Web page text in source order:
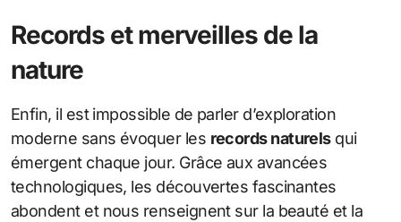
Records et merveilles de la
nature
Enfin, il est impossible de parler d’exploration
moderne sans évoquer les records naturelsqui
émergent chaque jour. Grâce aux avancées
technologiques, les découvertes fascinantes
abondent et nous renseignent sur la beauté et la